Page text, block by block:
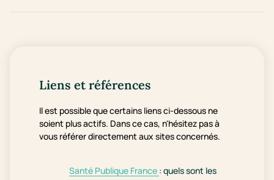
Liens et références
Il est possible que certains liens ci-dessous ne
soient plus actifs. Dans ce cas, n'hésitez pas à
vous référer directement aux sites concernés.
Santé Publique France : quels sont les